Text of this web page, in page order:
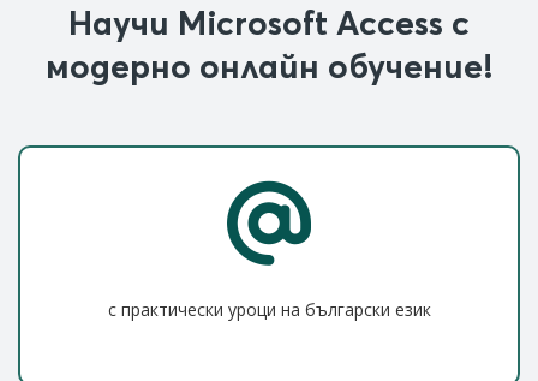
Научи Microsoft Access с
модерно онлайн обучение!
с практически уроци на български език